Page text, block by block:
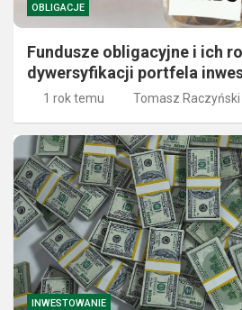
OBLIGACJE
Fundusze obligacyjne i ich
dywersyfikacji portfela
1 rok temu Tomasz Raczyński
INWESTOWANIE